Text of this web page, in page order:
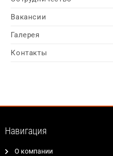
Вакансии
Галерея
Контакты
Навигация
О компании